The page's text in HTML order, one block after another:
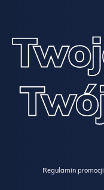
Regulamin promocji